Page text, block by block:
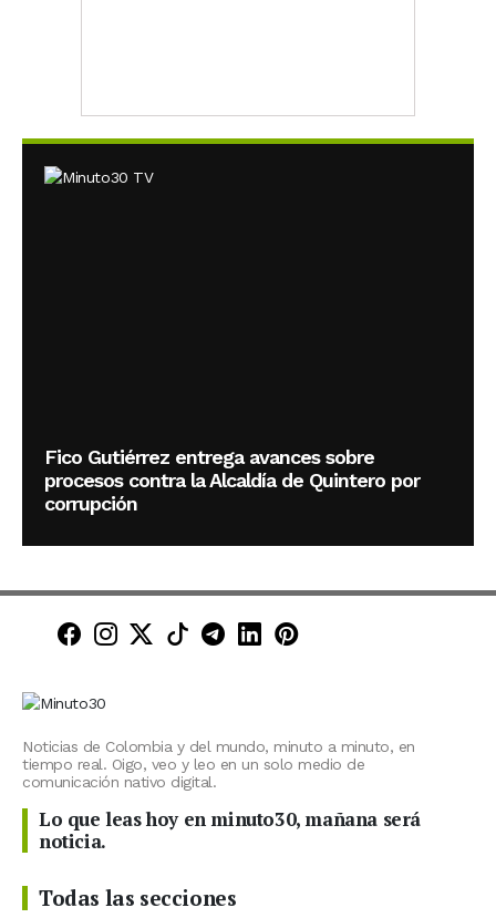
Fico Gutiérrez entrega avances sobre
procesos contra la Alcaldía de Quintero por
corrupción
Minuto30 en Facebook
Minuto30 en Instagram
Minuto30 en X (Twitter)
Minuto30 en TikTok
Canal de Minuto30 en
Minuto30 en LinkedIn
Minuto30 en
Noticias de Colombia y del mundo, minuto a minuto, en
tiempo real. Oigo, veo y leo en un solo medio de
comunicación nativo digital.
Lo que leas hoy en minuto30, mañana será
noticia.
Todas las secciones